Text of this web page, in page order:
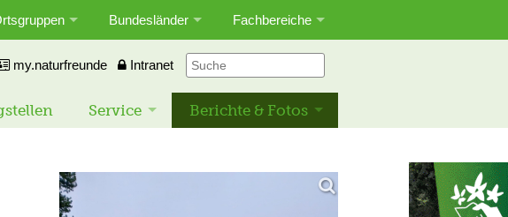
Bundesländer Fachbereiche
my.naturfreunde Intranet
Service Berichte & Fotos